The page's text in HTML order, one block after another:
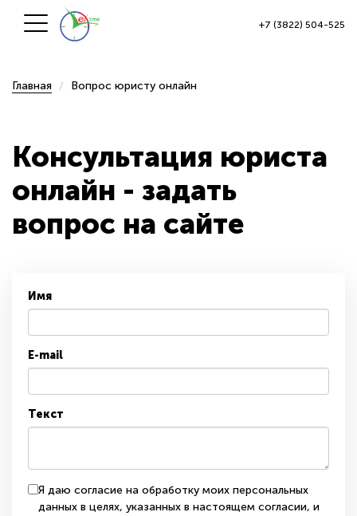
+7 (3822) 504-525
Главная Вопрос юристу онлайн
Консультация юриста
онлайн - задать
вопрос на сайте
Имя
E-mail
Текст
Я даю согласие на обработку моих персональных
данных в целях, указанных в настоящем согласии, и